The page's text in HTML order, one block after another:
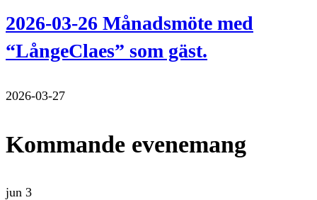
2026-03-26 Månadsmöte med
“LångeClaes” som gäst.
2026-03-27
Kommande evenemang
jun 3